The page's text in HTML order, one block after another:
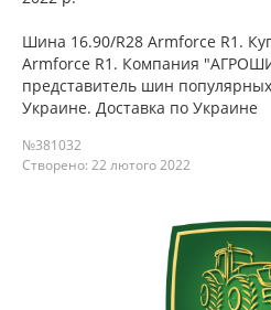
Шина 16.90/R28 Armforce R1.
Armforce R1. Компания
представитель шин
Украине. Доставка по Украине
№381032
Створено: 22 лютого 2022